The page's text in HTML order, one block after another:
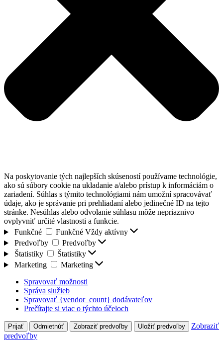
Na poskytovanie tých najlepších skúseností používame technológie,
ako sú súbory cookie na ukladanie a/alebo prístup k informáciám o
zariadení. Súhlas s týmito technológiami nám umožní spracovávať
údaje, ako je správanie pri prehliadaní alebo jedinečné ID na tejto
stránke. Nesúhlas alebo odvolanie súhlasu môže nepriaznivo
ovplyvniť určité vlastnosti a funkcie.
Funkčné
Funkčné Vždy aktívny
Predvoľby
Predvoľby
Štatistiky
Štatistiky
Marketing
Marketing
Spravovať možnosti
Správa služieb
Spravovať {vendor_count} dodávateľov
Prečítajte si viac o týchto účeloch
Prijať Odmietnúť Zobraziť predvoľby Uložiť predvoľby
Zobraziť
predvoľby